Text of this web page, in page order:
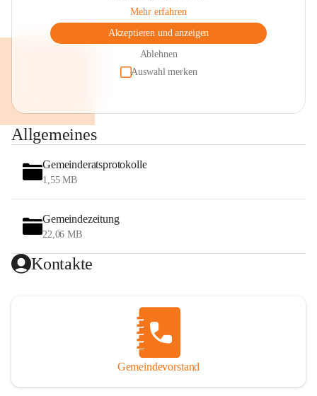
Mehr erfahren
Akzeptieren und anzeigen
Ablehnen
Auswahl merken
Allgemeines
Gemeinderatsprotokolle
1,55 MB
Gemeindezeitung
22,06 MB
Kontakte
Gemeindevorstand